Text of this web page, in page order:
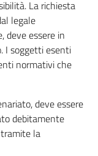
La richiesta
legale
deve essere in
I soggetti esenti
normativi che
deve essere
debitamente
la